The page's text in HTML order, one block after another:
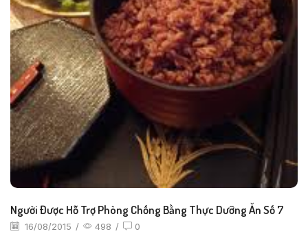
Người Được Hỗ Trợ Phòng Chống Bằng Thực Dưỡng Ăn Số 7
16/08/2015 / 498 / 0